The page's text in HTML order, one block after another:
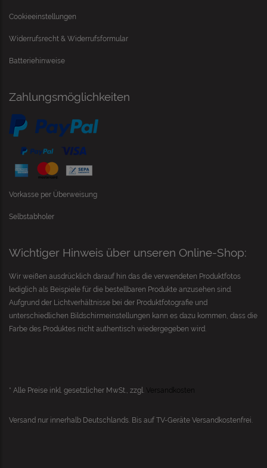
Cookieeinstellungen
Widerrufsrecht & Widerrufsformular
Batteriehinweise
Zahlungsmöglichkeiten
Vorkasse per Überweisung
Selbstabholer
Wichtiger Hinweis über unseren Online-Shop:
Wir weißen ausdrücklich darauf hin das die verwendeten Produktfotos
lediglich als Beispiele für die bestellbaren Produkte anzusehen sind.
Aufgrund der Lichtverhältnisse bei der Produktfotografie und
unterschiedlichen Bildschirmeinstellungen kann es dazu kommen, dass die
Farbe des Produktes nicht authentisch wiedergegeben wird.
* Alle Preise inkl. gesetzlicher MwSt., zzgl. Versandkosten
Versand nur innerhalb Deutschlands. Bis auf TV-Geräte Versandkostenfrei.